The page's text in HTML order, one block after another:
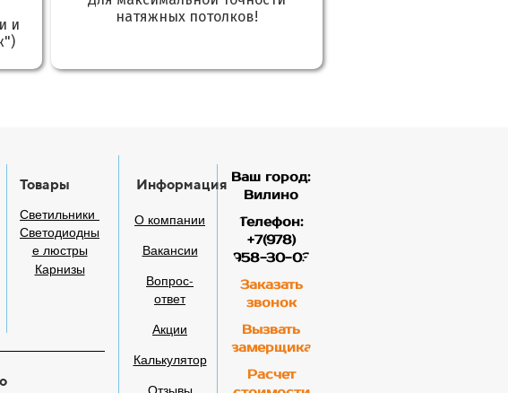
и
натяжных потолков!
Товары
Светильники
Светодиодны
е люстры
Карнизы
Информация
О компании
Вакансии
Вопрос-
ответ
Акции
Калькулятор
Ваш город:
Вилино
Телефон:
+7(978)
958-30-03
Заказать
звонок
Вызвать
замерщика
Расчет